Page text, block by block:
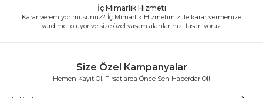
İç Mimarlık Hizmeti
Karar veremiyor musunuz? İç Mimarlık Hizmetimiz ile karar vermenize
yardımcı oluyor ve size özel yaşam alanlarınızı tasarlıyoruz.
Size Özel Kampanyalar
Hemen Kayıt Ol, Fırsatlarda Önce Sen Haberdar Ol!